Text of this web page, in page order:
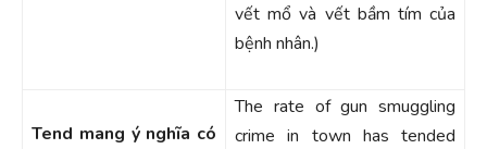
vết mổ và vết bầm tím của
bệnh nhân.)
Tend mang ý nghĩa có
The rate of gun smuggling
crime in town has tended